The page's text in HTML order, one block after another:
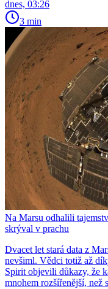
dnes, 03:26
3 min
Na Marsu odhalili
skrýval v prachu
Dvacet let stará data z
nevšiml. Vědci totiž až
Spirit objevili důkazy, že
mnohem rozšířenější, než